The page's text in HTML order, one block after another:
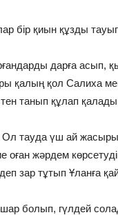
бір қиын құзды
дарға асып,
қалың қол Салиха
танып құлап
Ол тауда үш ай
оған жәрдем
зар тұтып Ұланға
болып, гүлдей